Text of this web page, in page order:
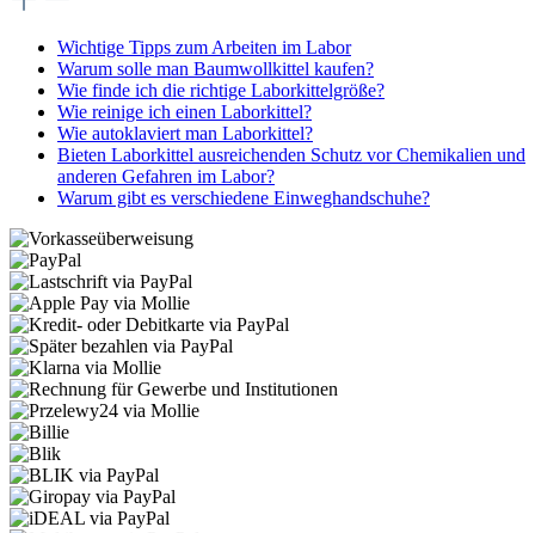
Wichtige Tipps zum Arbeiten im Labor
Warum solle man Baumwollkittel kaufen?
Wie finde ich die richtige Laborkittelgröße?
Wie reinige ich einen Laborkittel?
Wie autoklaviert man Laborkittel?
Bieten Laborkittel ausreichenden Schutz vor Chemikalien und
anderen Gefahren im Labor?
Warum gibt es verschiedene Einweghandschuhe?